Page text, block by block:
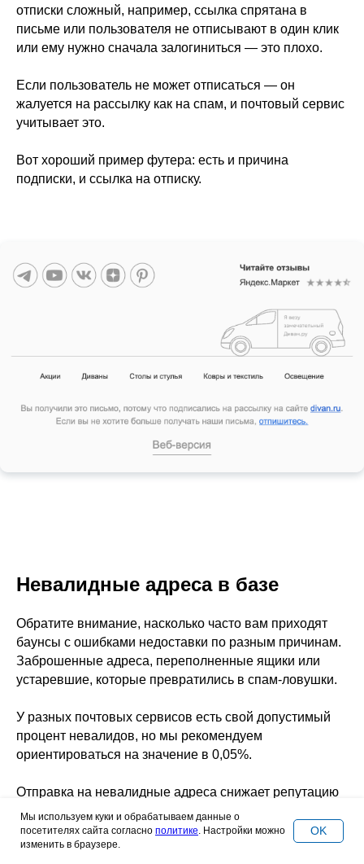
отписки сложный, например, ссылка спрятана в
письме или пользователя не отписывают в один клик
или ему нужно сначала залогиниться — это плохо.
Если пользователь не может отписаться — он
жалуется на рассылку как на спам, и почтовый сервис
учитывает это.
Вот хороший пример футера: есть и причина
подписки, и ссылка на отписку.
Невалидные адреса в базе
Обратите внимание, насколько часто вам приходят
баунсы с ошибками недоставки по разным причинам.
Заброшенные адреса, переполненные ящики или
устаревшие, которые превратились в спам-ловушки.
У разных почтовых сервисов есть свой допустимый
процент невалидов, но мы рекомендуем
ориентироваться на значение в 0,05%.
Отправка на невалидные адреса снижает репутацию
домена отправителя, что приводит к попаданию в
спам. Поэтому важно поддерживать качество базы
контактов.
Мы используем куки и обрабатываем данные о
посетителях сайта согласно политике. Настройки можно
изменить в браузере.
OK